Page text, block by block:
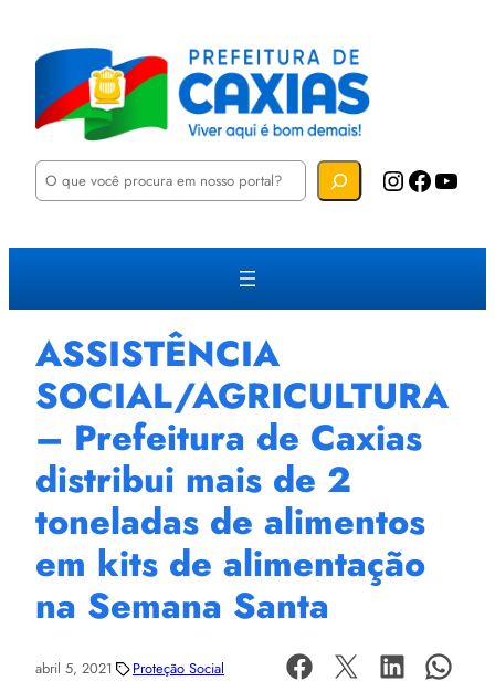
P
u
a
Instagram Facebook YouTube
ASSISTÊNCIA
SOCIAL/AGRICULTURA
– Prefeitura de Caxias
distribui mais de 2
toneladas de alimentos
em kits de alimentação
na Semana Santa
abril 5, 2021 Proteção Social